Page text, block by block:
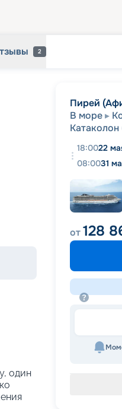
2
один
Пирей
В море
18:0022
08:0031
от128